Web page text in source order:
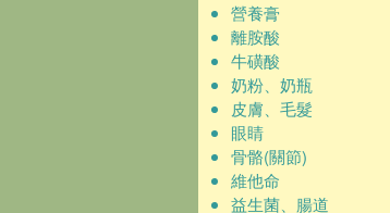
營養膏
離胺酸
牛磺酸
奶粉、奶瓶
皮膚、毛髮
眼睛
骨骼(關節)
維他命
益生菌、腸道